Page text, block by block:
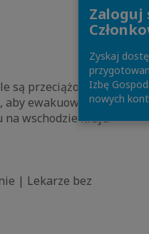
są przeciążone, a
aby ewakuować
na wschodzie kraju
| Lekarze bez
Zaloguj
Zyskaj
Izbę
nowych